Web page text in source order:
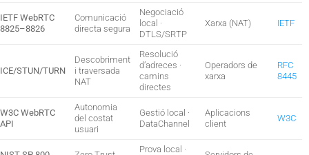
IETF WebRTC
8825–8826
Comunicació
directa segura
Negociació
local ·
DTLS/SRTP
Xarxa (NAT) IETF
ICE/STUN/TURN
Descobriment
i traversada
NAT
Resolució
d’adreces ·
camins
directes
Operadors de
xarxa
RFC
8445
W3C WebRTC
API
Autonomia
del costat
usuari
Gestió local ·
DataChannel
Aplicacions
client
W3C
Prova local ·